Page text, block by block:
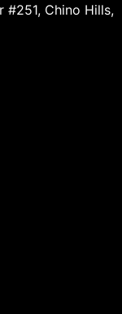
#251, Chino Hills,